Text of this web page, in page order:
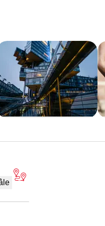
et de la rénovation,